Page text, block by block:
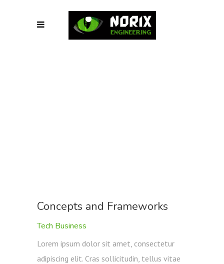
Concepts and Frameworks
Tech Business
Lorem ipsum dolor sit amet, consectetur
adipiscing elit. Cras sollicitudin, tellus vitae